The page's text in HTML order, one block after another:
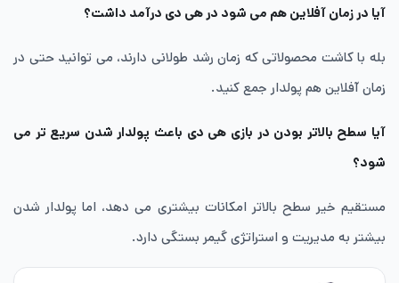
آیا در زمان آفلاین هم می شود در هی دی درآمد داشت؟
بله با کاشت محصولاتی که زمان رشد طولانی دارند، می توانید حتی در
زمان آفلاین هم پولدار جمع کنید.
آیا سطح بالاتر بودن در بازی هی دی باعث پولدار شدن سریع تر می
شود؟
مستقیم خیر سطح بالاتر امکانات بیشتری می دهد، اما پولدار شدن
بیشتر به مدیریت و استراتژی گیمر بستگی دارد.